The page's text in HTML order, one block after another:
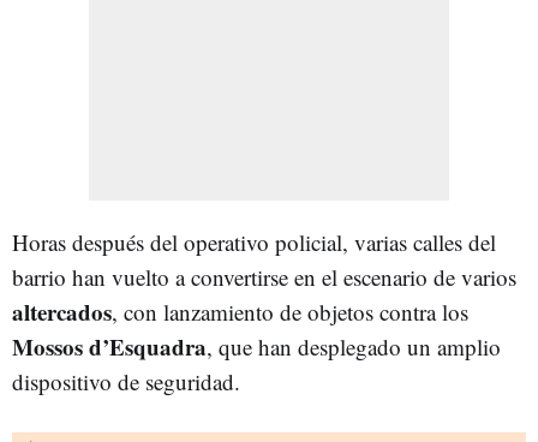
Horas después del operativo policial, varias calles del
barrio han vuelto a convertirse en el escenario de varios
altercados, con lanzamiento de objetos contra los
Mossos d’Esquadra, que han desplegado un amplio
dispositivo de seguridad.